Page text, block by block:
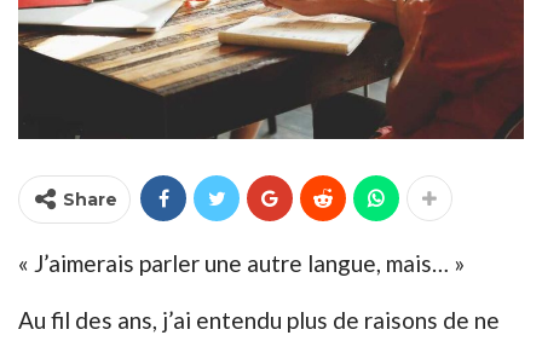
Share
« J’aimerais parler une autre langue, mais… »
Au fil des ans, j’ai entendu plus de raisons de ne